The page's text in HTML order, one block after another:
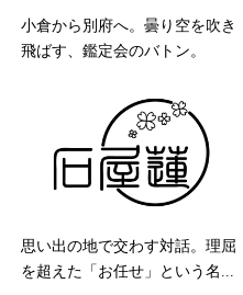
小倉から別府へ。曇り空を吹き
飛ばす、鑑定会のバトン。
思い出の地で交わす対話。理屈
を超えた「お任せ」という名...